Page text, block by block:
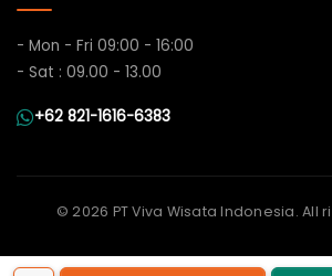
- Mon - Fri 09:00 - 16:00
- Sat : 09.00 - 13.00
+62 821-1616-6383
© 2026 PT Viva Wisata Indonesia. All